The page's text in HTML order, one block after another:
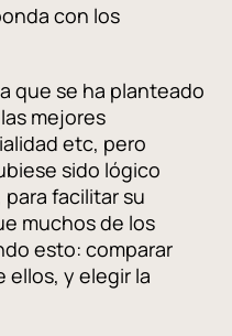
con los
que se ha planteado
mejores
etc, pero
sido lógico
facilitar su
muchos de los
esto: comparar
y elegir la